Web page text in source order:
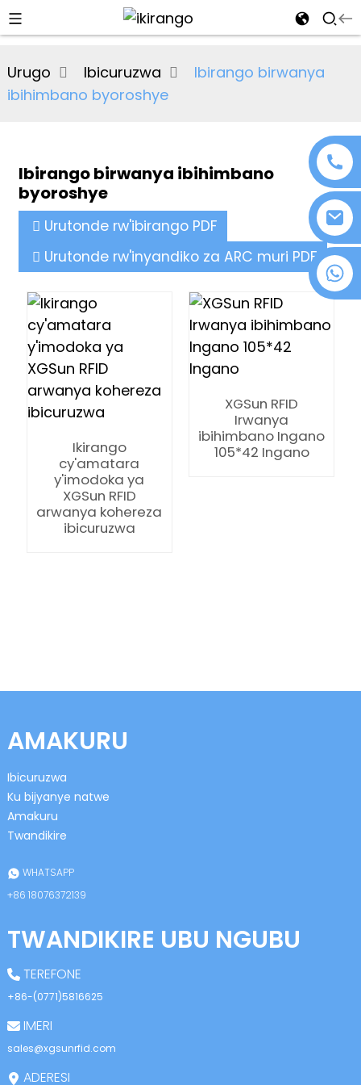
+86 18076372139
Urugo Ibicuruzwa
Ibirango birwanya
ibihimbano byoroshye
Ibirango birwanya ibihimbano
byoroshye
Urutonde rw'ibirango PDF
Urutonde rw'inyandiko za ARC muri PDF
Ikirango
cy'amatara
y'imodoka ya
XGSun RFID
arwanya kohereza
ibicuruzwa
XGSun RFID
Irwanya
ibihimbano Ingano
105*42 Ingano
AMAKURU
Ibicuruzwa
Ku bijyanye natwe
Amakuru
Twandikire
WHATSAPP
+86 18076372139
TWANDIKIRE UBU NGUBU
TEREFONE
+86-(0771)5816625
IMERI
sales@xgsunrfid.com
ADERESI